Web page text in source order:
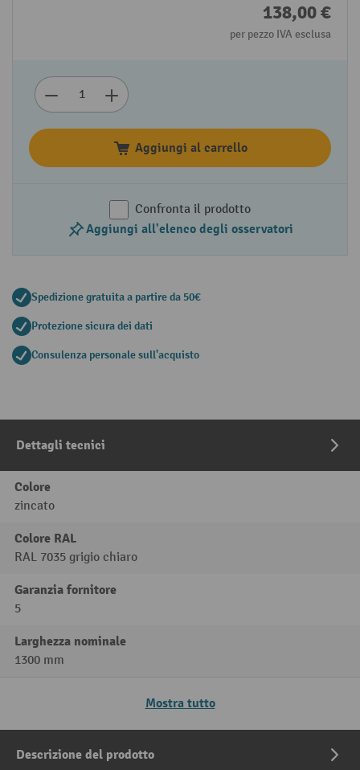
138,00 €
per pezzo IVA esclusa
Aggiungi al carrello
Confronta il prodotto
Aggiungi all'elenco degli osservatori
Spedizione gratuita a partire da 50€
Protezione sicura dei dati
Consulenza personale sull'acquisto
Dettagli tecnici
Colore
zincato
Colore RAL
RAL 7035 grigio chiaro
Garanzia fornitore
5
Larghezza nominale
1300 mm
Mostra tutto
Descrizione del prodotto